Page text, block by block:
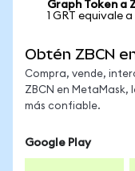
Graph Token a
1 GRT equivale
Obtén ZBCN
Compra, vende,
ZBCN en
más confiable.
Google Play